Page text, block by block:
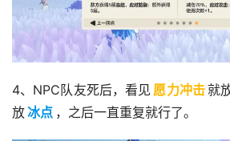
4、NPC队友死后，看见 愿力冲击就
放冰点 ，之后一直重复就行了。